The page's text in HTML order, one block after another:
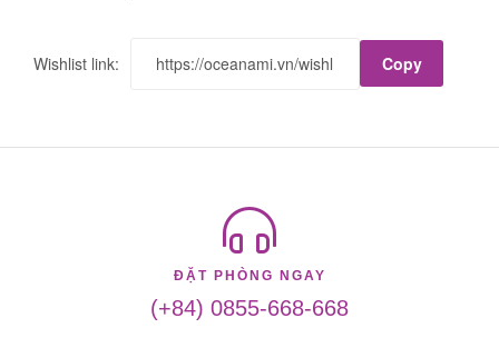
Wishlist link: Copy
ĐẶT PHÒNG NGAY
(+84) 0855-668-668